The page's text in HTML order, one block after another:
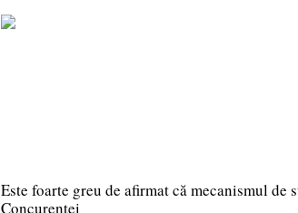
Este foarte greu de afirmat că mecanismul
Concurenței